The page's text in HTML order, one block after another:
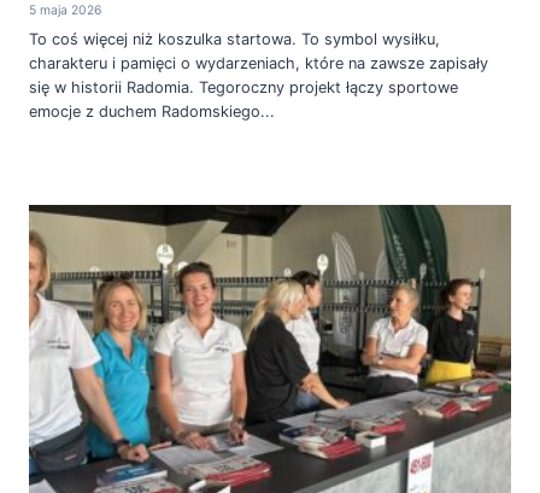
5 maja 2026
To coś więcej niż koszulka startowa. To symbol wysiłku,
charakteru i pamięci o wydarzeniach, które na zawsze zapisały
się w historii Radomia. Tegoroczny projekt łączy sportowe
emocje z duchem Radomskiego...